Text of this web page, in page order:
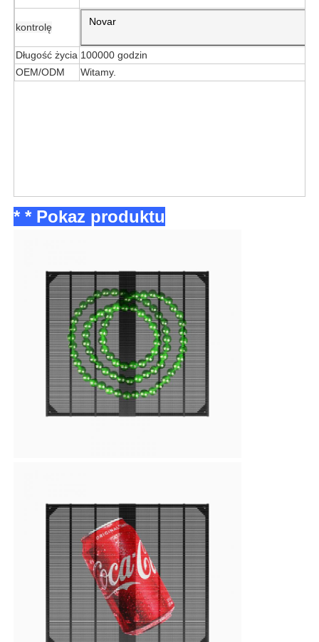
Do domu
Produkty
O nas
Wycieczka po fabryce
Kontrola jakości
Wszystkie przypadki
Poproś o wycenę
Ekran siatki LED
kontrolę Novar
Długość życia 100000 godzin
OEM/ODM
Witamy.
* * Pokaz produktu